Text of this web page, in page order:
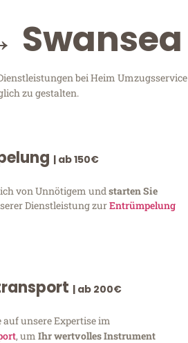
Swansea
bei Heim Umzugsservice
zu gestalten.
| ab 150€
von Unnötigem undstarten Sie
Dienstleistung zurEntrümpelung
| ab 200€
auf unsere Expertise im
, um Ihr wertvolles Instrument